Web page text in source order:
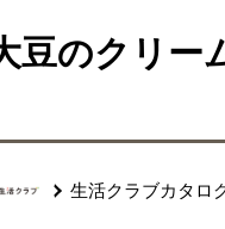
豆のクリー
生活クラブカタロ